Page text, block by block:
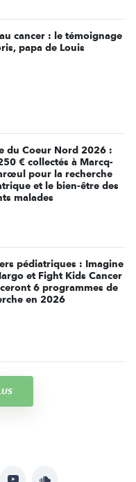
au cancer : le témoignage
papa de Louis
du Coeur Nord 2026 :
€ collectés à Marcq-
pour la recherche
et le bien-être des
malades
pédiatriques : Imagine
et Fight Kids Cancer
6 programmes de
en 2026
YouTubeSoundcloud